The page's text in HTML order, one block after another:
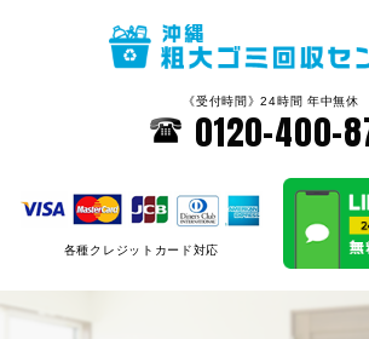
《受付時間》24時間 年中無休
0120-400-
各種クレジットカード対応